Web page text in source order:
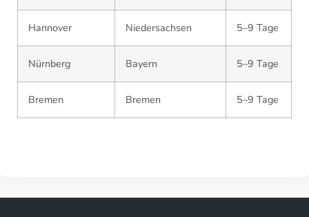
Hannover Niedersachsen 5–9 Tage
Nürnberg Bayern 5–9 Tage
Bremen Bremen 5–9 Tage